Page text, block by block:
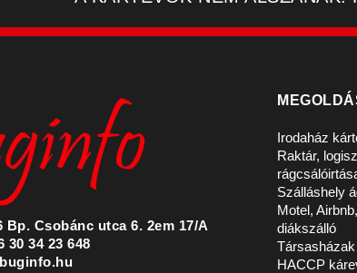
Bp. Csobánc utca 6. 2em 17/A
30 34 23 648
Irodaház
Raktár,
Szálláshely
Motel,
diákszálló
HACCP